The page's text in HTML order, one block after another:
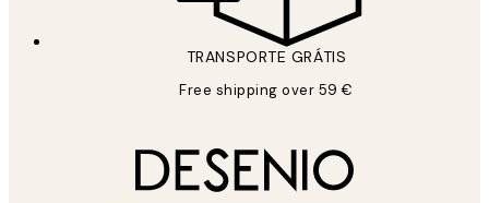
TRANSPORTE GRÁTIS
Free shipping over 59 €